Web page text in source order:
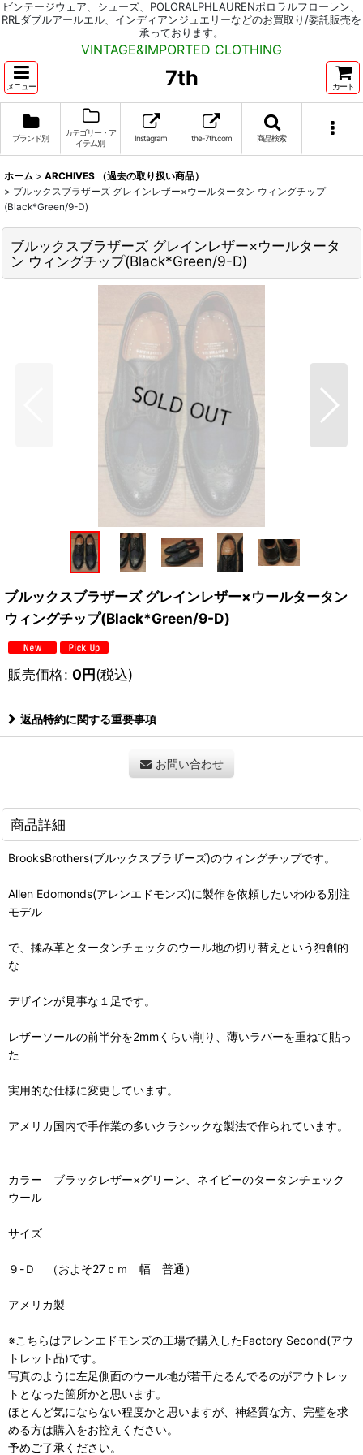
ビンテージウェア、シューズ、POLORALPHLAURENポロラルフローレン、
RRLダブルアールエル、インディアンジュエリーなどのお買取り/委託販売を
承っております。
VINTAGE&IMPORTED CLOTHING
メニュー 7th カート
ブランド別
カテゴリー・ア
イテム別
Instagram the-7th.com 商品検索
ホーム > ARCHIVES （過去の取り扱い商品）
> ブルックスブラザーズ グレインレザー×ウールタータン ウィングチップ
(Black*Green/9-D)
ブルックスブラザーズ グレインレザー×ウールタータ
ン ウィングチップ(Black*Green/9-D)
ブルックスブラザーズ グレインレザー×ウールタータン
ウィングチップ(Black*Green/9-D)
販売価格: 0円(税込)
返品特約に関する重要事項
お問い合わせ
商品詳細
BrooksBrothers(ブルックスブラザーズ)のウィングチップです。
Allen Edomonds(アレンエドモンズ)に製作を依頼したいわゆる別注
モデル
で、揉み革とタータンチェックのウール地の切り替えという独創的
な
デザインが見事な１足です。
レザーソールの前半分を2mmくらい削り、薄いラバーを重ねて貼っ
た
実用的な仕様に変更しています。
アメリカ国内で手作業の多いクラシックな製法で作られています。
カラー ブラックレザー×グリーン、ネイビーのタータンチェック
ウール
サイズ
９-Ｄ （およそ27ｃｍ 幅 普通）
アメリカ製
※こちらはアレンエドモンズの工場で購入したFactory Second(アウ
トレット品)です。
写真のように左足側面のウール地が若干たるんでるのがアウトレッ
トとなった箇所かと思います。
ほとんど気にならない程度かと思いますが、神経質な方、完璧を求
める方は購入をお控えください。
予めご了承ください。